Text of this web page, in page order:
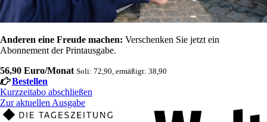
Anderen eine Freude machen: Verschenken Sie jetzt ein
Abonnement der Printausgabe.
56,90 Euro/Monat Soli: 72,90, ermäßigt: 38,90
Bestellen
Kurzzeitabo abschließen
Zur aktuellen Ausgabe